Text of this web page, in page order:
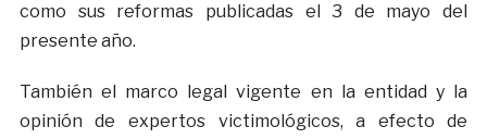
como sus reformas publicadas el 3 de mayo del
presente año.
También el marco legal vigente en la entidad y la
opinión de expertos victimológicos, a efecto de